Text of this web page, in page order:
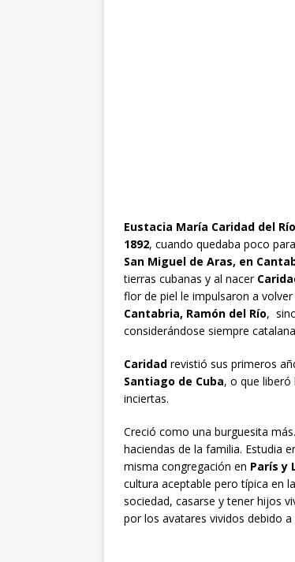
Eustacia María Caridad del
1892, cuando quedaba poco
San Miguel de Aras, en
tierras cubanas y al nacer
flor de piel le impulsaron a
Cantabria, Ramón del Río,
considerándose siempre
Caridad revistió sus primeros
Santiago de Cuba, o que
inciertas.
Creció como una burguesita
haciendas de la familia. Estudia
misma congregación en París y
cultura aceptable pero típica en
sociedad, casarse y tener hijos
por los avatares vividos debido